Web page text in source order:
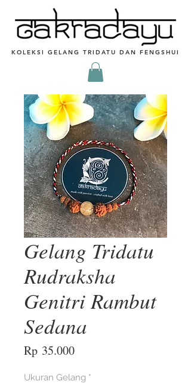
KOLEKSI GELANG TRIDATU DAN FENGSHUI
Gelang Tridatu
Rudraksha
Genitri Rambut
Sedana
Rp 35.000Harga
Ukuran Gelang *